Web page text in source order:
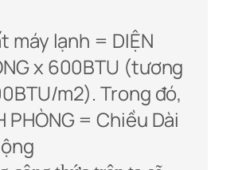
máy lạnh = DIỆN
x 600BTU (tương
m2). Trong đó,
PHÒNG = Chiều Dài